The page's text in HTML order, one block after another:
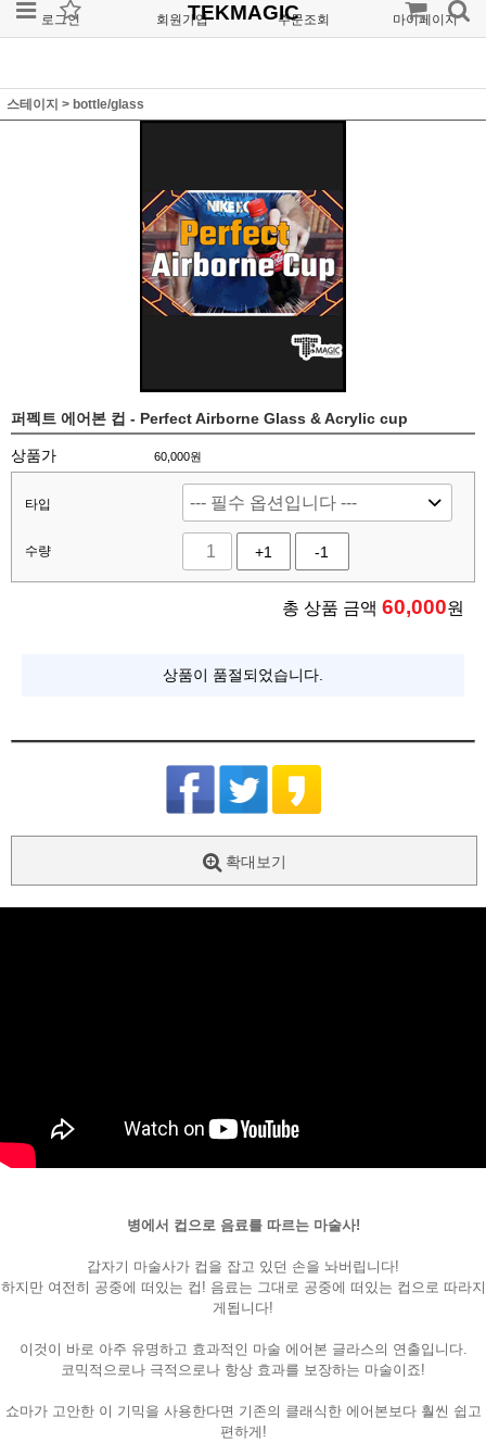
로그인 회원가입 주문조회 마이페이지
TEKMAGIC
스테이지 > bottle/glass
퍼펙트 에어본 컵 - Perfect Airborne Glass & Acrylic cup
상품가 60,000원
타입
수량 +1 -1
총 상품 금액 60,000원
상품이 품절되었습니다.
확대보기
병에서 컵으로 음료를 따르는 마술사!
갑자기 마술사가 컵을 잡고 있던 손을 놔버립니다!
하지만 여전히 공중에 떠있는 컵! 음료는 그대로 공중에 떠있는 컵으로 따라지
게됩니다!
이것이 바로 아주 유명하고 효과적인 마술 에어본 글라스의 연출입니다.
코믹적으로나 극적으로나 항상 효과를 보장하는 마술이죠!
쇼마가 고안한 이 기믹을 사용한다면 기존의 클래식한 에어본보다 훨씬 쉽고
편하게!